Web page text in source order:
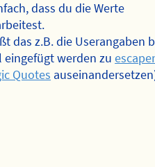
dass du die Werte
das z.B. die Userangaben
eingefügt werden zu
Quotes